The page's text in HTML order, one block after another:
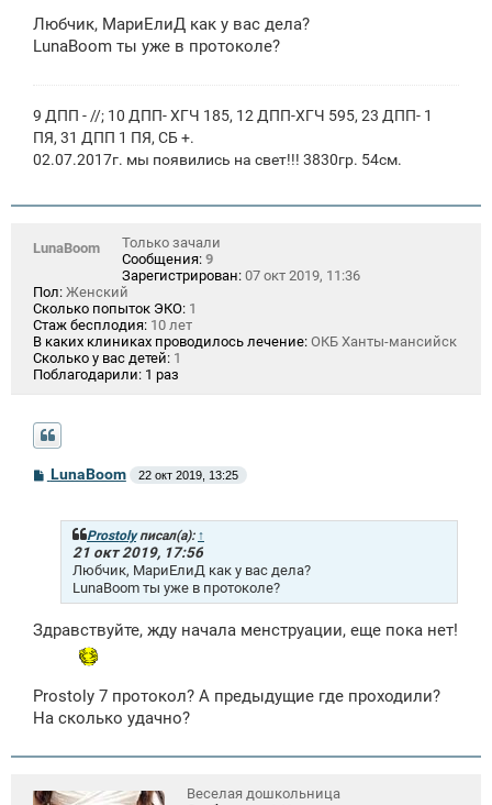
б
щ
Любчик, МариЕлиД как у вас дела?
LunaBoom ты уже в протоколе?
9 ДПП - //; 10 ДПП- ХГЧ 185, 12 ДПП-ХГЧ 595, 23 ДПП- 1
ПЯ, 31 ДПП 1 ПЯ, СБ +.
02.07.2017г. мы появились на свет!!! 3830гр. 54см.
LunaBoom
Только зачали
Сообщения: 9
Зарегистрирован: 07 окт 2019, 11:36
Пол: Женский
Сколько попыток ЭКО: 1
Стаж бесплодия: 10 лет
В каких клиниках проводилось лечение: ОКБ Ханты-мансийск
Сколько у вас детей: 1
Поблагодарили: 1 раз
С
о
LunaBoom 22 окт 2019, 13:25
Prostolyписал(а): ↑
21 окт 2019, 17:56
Любчик, МариЕлиД как у вас дела?
LunaBoom ты уже в протоколе?
Здравствуйте, жду начала менструации, еще пока нет!
Prostoly 7 протокол? А предыдущие где проходили?
На сколько удачно?
Веселая дошкольница